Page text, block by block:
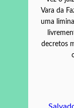
Vara da
uma
decretos